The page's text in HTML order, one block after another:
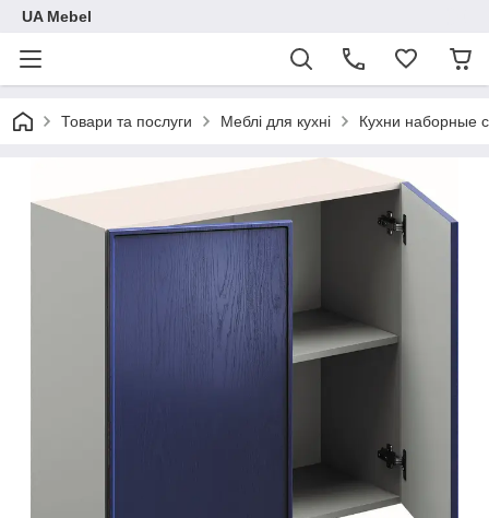
UA Mebel
Товари та послуги Меблі для кухні Кухни наборные